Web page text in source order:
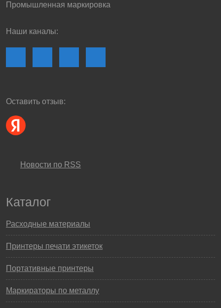
Промышленная маркировка
Наши каналы:
Оставить отзыв:
Новости по RSS
Каталог
Расходные материалы
Принтеры печати этикеток
Портативные принтеры
Маркираторы по металлу